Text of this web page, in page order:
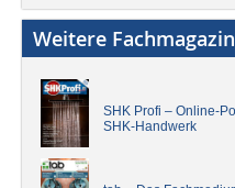
Weitere
SHK Profi – Online-
SHK-Handwerk